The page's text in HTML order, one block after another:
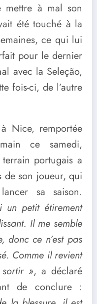
mettre à mal son
été touché à la
ce qui lui
pour le dernier
avec la Seleção,
fois-ci, de l’autre
Nice, remportée
ce samedi,
portugais a
de son joueur, qui
sa saison.
un petit étirement
Il me semble
donc ce n’est pas
Comme il revient
», a déclaré
de conclure :